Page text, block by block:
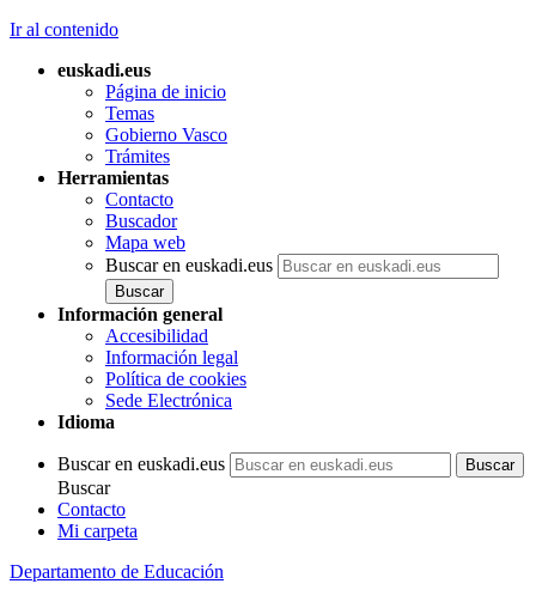
Ir al contenido
euskadi.eus
Página de inicio
Temas
Gobierno Vasco
Trámites
Herramientas
Contacto
Buscador
Mapa web
Buscar en euskadi.eus
Información general
Accesibilidad
Información legal
Política de cookies
Sede Electrónica
Idioma
Buscar en euskadi.eus
Buscar
Contacto
Mi carpeta
Departamento de Educación